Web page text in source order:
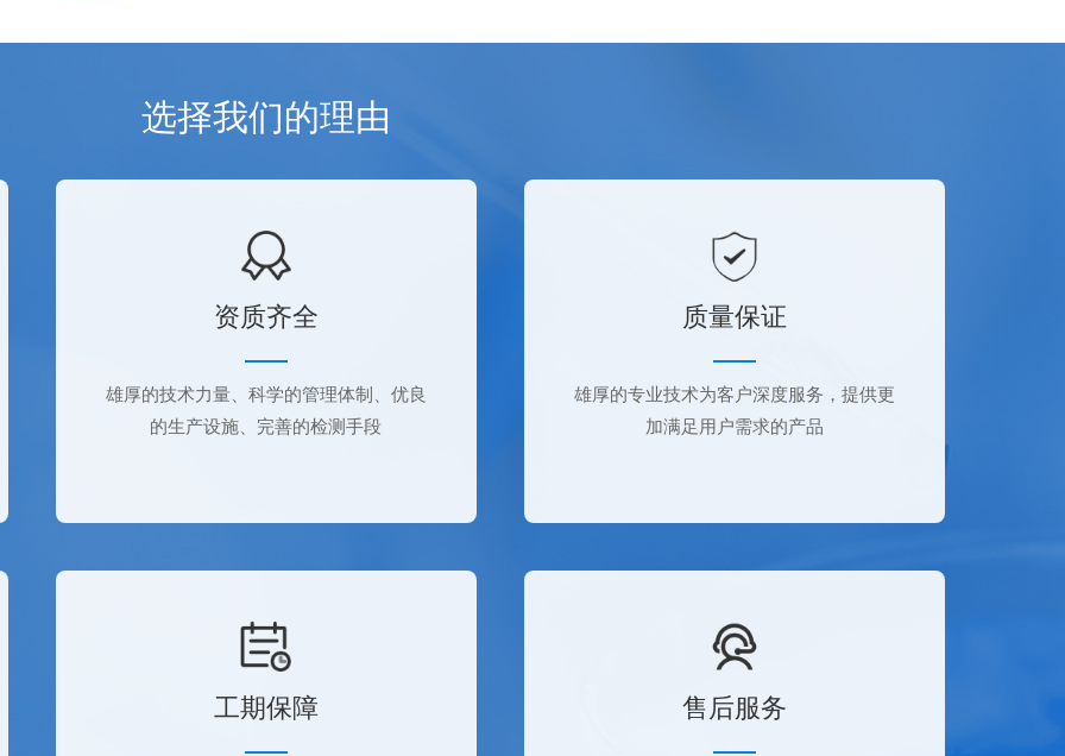
选择我们的理由
资质齐全
雄厚的技术力量、科学的管理体制、优良
的生产设施、完善的检测手段
质量保证
雄厚的专业技术为客户深度服务，提供更
加满足用户需求的产品
工期保障 售后服务